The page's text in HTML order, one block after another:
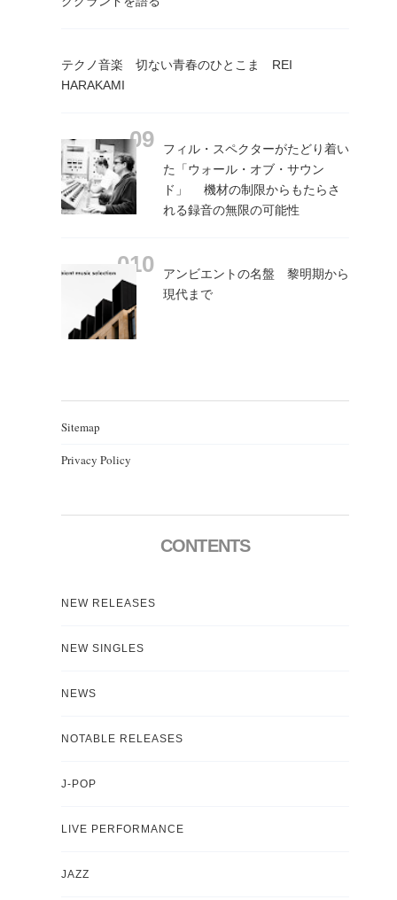
テクノ音楽 切ない青春のひとこま REI
HARAKAMI
フィル・スペクターがたどり着い
た「ウォール・オブ・サウン
ド」 機材の制限からもたらさ
れる録音の無限の可能性
アンビエントの名盤 黎明期から
現代まで
Sitemap
Privacy Policy
CONTENTS
NEW RELEASES
NEW SINGLES
NEWS
NOTABLE RELEASES
J-POP
LIVE PERFORMANCE
JAZZ